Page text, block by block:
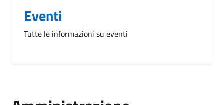
Eventi
Tutte le informazioni su eventi